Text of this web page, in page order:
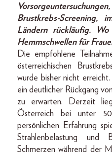
Brustkrebs-Screening,
Ländern rückläufig.
Hemmschwellen für
Die empfohlene
österreichischen
wurde bisher nicht
ein deutlicher Rückgang
zu erwarten. Derzeit
Österreich bei unter
persönlichen Erfahrung
Strahlenbelastung und
Schmerzen während der